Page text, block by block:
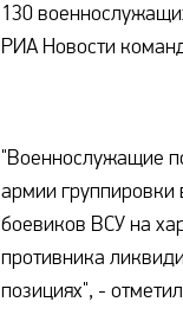
130
РИА Новости
"Военнослужащие
армии группировки
боевиков ВСУ на
противника
позициях", -